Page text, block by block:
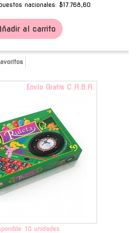
nacionales: $17.768,60
al carrito
Envío Gratis C.A.B.A.
10 unidades